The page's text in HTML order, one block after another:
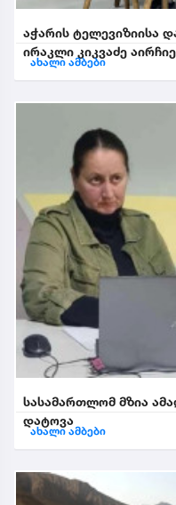
აჭარის ტელევიზიისა
ირაკლი კიკვაძე
ახალი ამბები
სასამართლომ მზია
დატოვა
ახალი ამბები